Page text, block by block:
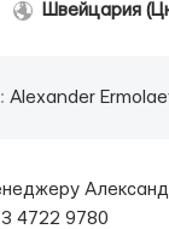
Швейцария
Alexander
4722 9780